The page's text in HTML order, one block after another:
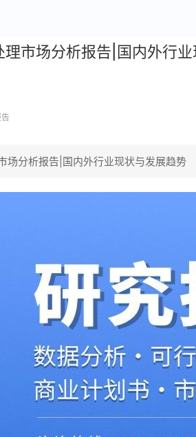
市场分析报告|国内外行
场分析报告|国内外行业现状与发展趋势